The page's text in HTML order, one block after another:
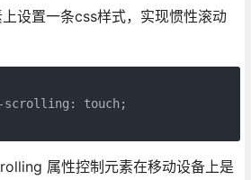
设置一条css样式，实现惯性滚动
touch;
属性控制元素在移动设备上是